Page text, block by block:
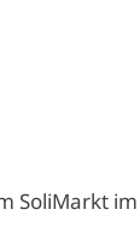
SoliMarkt